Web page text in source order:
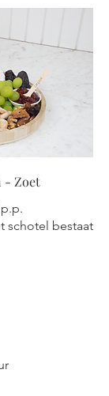
- Zoet
schotel bestaat